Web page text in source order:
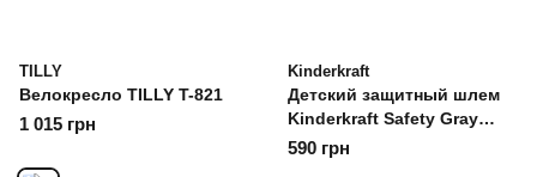
TILLY
Велокресло TILLY T-821
1 015 грн
Kinderkraft
Детский защитный шлем
Kinderkraft Safety Gray
(KKZKASKSAFGRY0)
590 грн